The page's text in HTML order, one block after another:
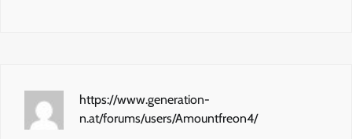
https://www.generation-
n.at/forums/users/Amountfreon4/